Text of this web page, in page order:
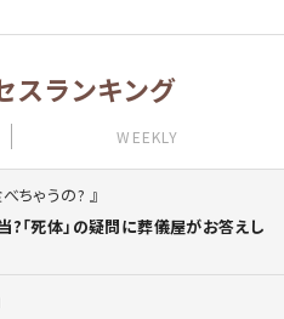
スランキング
WEEKLY
ちゃうの?
?「死体」の疑問に葬儀屋がお答えし